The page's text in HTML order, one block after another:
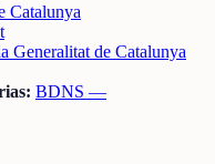
Catalunya
Generalitat de Catalunya
BDNS —